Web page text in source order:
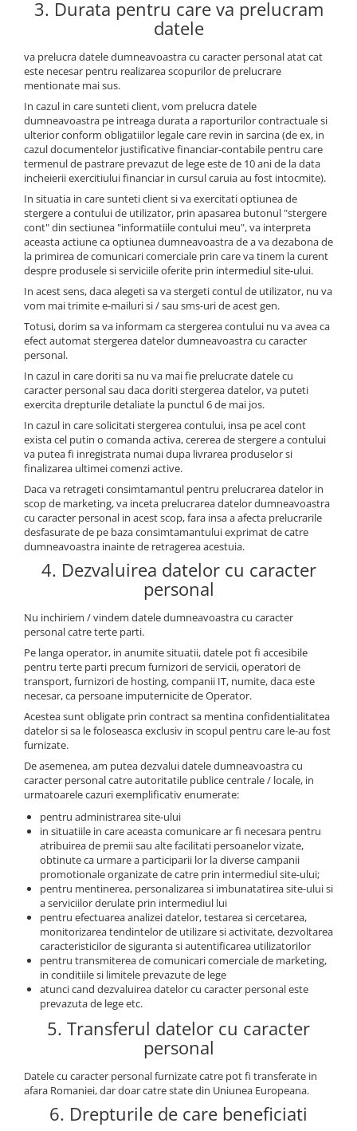
3. Durata pentru care va prelucram
datele
va prelucra datele dumneavoastra cu caracter personal atat cat
este necesar pentru realizarea scopurilor de prelucrare
mentionate mai sus.
In cazul in care sunteti client, vom prelucra datele
dumneavoastra pe intreaga durata a raporturilor contractuale si
ulterior conform obligatiilor legale care revin in sarcina (de ex, in
cazul documentelor justificative financiar-contabile pentru care
termenul de pastrare prevazut de lege este de 10 ani de la data
incheierii exercitiului financiar in cursul caruia au fost intocmite).
In situatia in care sunteti client si va exercitati optiunea de
stergere a contului de utilizator, prin apasarea butonul "stergere
cont" din sectiunea "informatiile contului meu", va interpreta
aceasta actiune ca optiunea dumneavoastra de a va dezabona de
la primirea de comunicari comerciale prin care va tinem la curent
despre produsele si serviciile oferite prin intermediul site-ului.
In acest sens, daca alegeti sa va stergeti contul de utilizator, nu va
vom mai trimite e-mailuri si / sau sms-uri de acest gen.
Totusi, dorim sa va informam ca stergerea contului nu va avea ca
efect automat stergerea datelor dumneavoastra cu caracter
personal.
In cazul in care doriti sa nu va mai fie prelucrate datele cu
caracter personal sau daca doriti stergerea datelor, va puteti
exercita drepturile detaliate la punctul 6 de mai jos.
In cazul in care solicitati stergerea contului, insa pe acel cont
exista cel putin o comanda activa, cererea de stergere a contului
va putea fi inregistrata numai dupa livrarea produselor si
finalizarea ultimei comenzi active.
Daca va retrageti consimtamantul pentru prelucrarea datelor in
scop de marketing, va inceta prelucrarea datelor dumneavoastra
cu caracter personal in acest scop, fara insa a afecta prelucrarile
desfasurate de pe baza consimtamantului exprimat de catre
dumneavoastra inainte de retragerea acestuia.
4. Dezvaluirea datelor cu caracter
personal
Nu inchiriem / vindem datele dumneavoastra cu caracter
personal catre terte parti.
Pe langa operator, in anumite situatii, datele pot fi accesibile
pentru terte parti precum furnizori de servicii, operatori de
transport, furnizori de hosting, companii IT, numite, daca este
necesar, ca persoane imputernicite de Operator.
Acestea sunt obligate prin contract sa mentina confidentialitatea
datelor si sa le foloseasca exclusiv in scopul pentru care le-au fost
furnizate.
De asemenea, am putea dezvalui datele dumneavoastra cu
caracter personal catre autoritatile publice centrale / locale, in
urmatoarele cazuri exemplificativ enumerate:
pentru administrarea site-ului
in situatiile in care aceasta comunicare ar fi necesara pentru
atribuirea de premii sau alte facilitati persoanelor vizate,
obtinute ca urmare a participarii lor la diverse campanii
promotionale organizate de catre prin intermediul site-ului;
pentru mentinerea, personalizarea si imbunatatirea site-ului si
a serviciilor derulate prin intermediul lui
pentru efectuarea analizei datelor, testarea si cercetarea,
monitorizarea tendintelor de utilizare si activitate, dezvoltarea
caracteristicilor de siguranta si autentificarea utilizatorilor
pentru transmiterea de comunicari comerciale de marketing,
in conditiile si limitele prevazute de lege
atunci cand dezvaluirea datelor cu caracter personal este
prevazuta de lege etc.
5. Transferul datelor cu caracter
personal
Datele cu caracter personal furnizate catre pot fi transferate in
afara Romaniei, dar doar catre state din Uniunea Europeana.
6. Drepturile de care beneficiati